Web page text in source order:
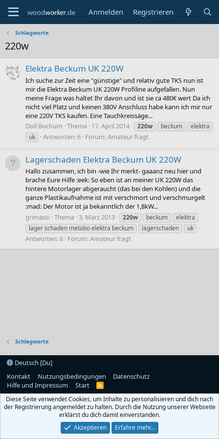
Anmelden Registrieren
Schlagworte
220w
Elektra Beckum UK 220W
Ich suche zur Zeit eine "günstige" und relativ gute TKS nun ist
mir die Elektra Beckum UK 220W Profiline aufgefallen. Nun
meine Frage was haltet Ihr davon und ist sie ca 480€ wert Da ich
nicht viel Platz und keinen 380V Anschluss habe kann ich mir nur
eine 220V TKS kaufen. Eine Tauchkreissäge...
Doll Bochum Thema 17. April 2014 220w beckum
elektra
uk
Antworten: 6 Forum:Amateur fragt
Lagerschaden Elektra Beckum UK 220W
Hallo zusammen, ich bin -wie Ihr merkt- gaaanz neu hier und
brache Eure Hilfe :eek: So eben ist an meiner UK 220W das
hintere Motorlager abgeraucht (das bei den Kohlen) und die
ganze Plastikaufnahme ist mit verschmort und verschmurgelt
:mad: Der Motor ist ja bekanntlich der 1,8kW...
grimassi Thema 3. März 2013 220w beckum
elektra
lager schaden metabo elektra beckum
lagerschaden uk
Antworten: 6 Forum:Amateur fragt
Schlagworte
Deutsch [Du]
Kontakt
Nutzungsbedingungen
Datenschutz
Hilfe und Impressum
Start
R
S
Diese Seite verwendet Cookies, um Inhalte zu personalisieren und dich nach
der Registrierung angemeldet zu halten. Durch die Nutzung unserer Webseite
erklärst du dich damit einverstanden.
Akzeptieren
Erfahre mehr…